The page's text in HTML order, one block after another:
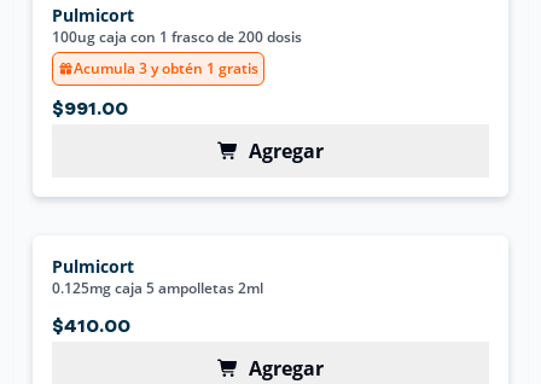
Pulmicort
100ug caja con 1 frasco de 200 dosis
Acumula 3 y obtén 1 gratis
$991.00
Agregar
Pulmicort
0.125mg caja 5 ampolletas 2ml
$410.00
Agregar